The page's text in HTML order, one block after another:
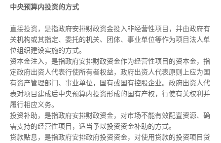
中央预算内投资的方式
直接投资，是指政府安排财政资金投入非经营性项目，并由政府有
关机构或其指定、委托的机关、团体、事业单位等作为项目法人单
位组织建设实施的方式。
资本金注入，是指政府安排财政资金作为经营性项目的资本金，指
定政府出资人代表行使所有者权益，政府出资人代表原则上应为国
有资产管理部门、事业单位，国有或国有控股企业。政府出资人代
表对项目建成后中央预算内投资形成的国有产权，行使有关权利并
履行相应义务。
投资补助，是指政府安排财政资金，对市场不能有效配置资源、确
需支持的经营性项目，适当予以投资资金补助的方式。
贷款贴息，是指政府安排政府投资资金，对使用贷款的投资项目贷